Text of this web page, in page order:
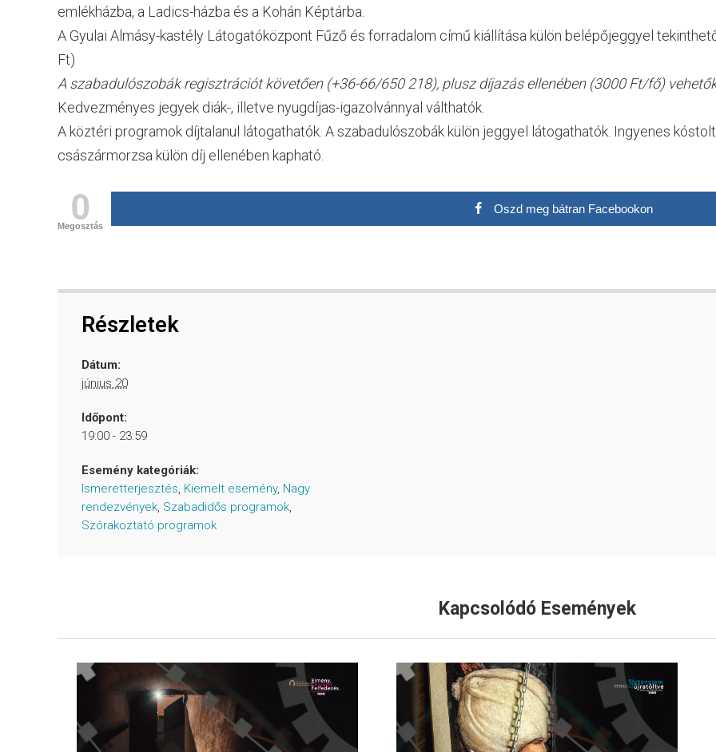
emlékházba, a Ladics-házba és a Kohán Képtárba.
A Gyulai Almásy-kastély Látogatóközpont Fűző és forradalom című kiállítása külön belépőjeggyel
Ft)
A szabadulószobák regisztrációt követően (+36-66/650 218), plusz díjazás ellenében (3000 Ft/fő)
Kedvezményes jegyek diák-, illetve nyugdíjas-igazolvánnyal válthatók.
A köztéri programok díjtalanul látogathatók. A szabadulószobák külön jeggyel látogathatók. Ingyenes
császármorzsa külön díj ellenében kapható.
0
Megosztás
Oszd meg bátran Facebookon
Részletek
Dátum:
június 20
Időpont:
19:00 - 23:59
Esemény kategóriák:
Ismeretterjesztés Kiemelt esemény, Nagy
rendezvények Szabadidős programok
Szórakoztató programok
Kapcsolódó Események